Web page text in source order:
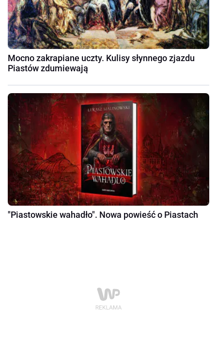
Mocno zakrapiane uczty. Kulisy słynnego zjazdu
Piastów zdumiewają
"Piastowskie wahadło". Nowa powieść o Piastach